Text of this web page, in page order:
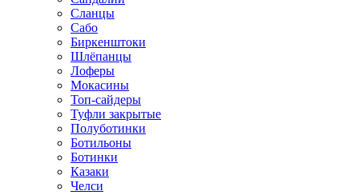
Сланцы
Сабо
Биркенштоки
Шлёпанцы
Лоферы
Мокасины
Топ-сайдеры
Туфли закрытые
Полуботинки
Ботильоны
Ботинки
Казаки
Челси